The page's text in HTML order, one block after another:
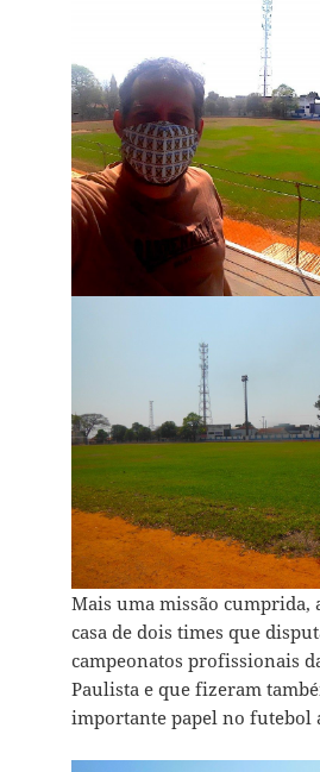
Mais uma missão cumprida,
casa de dois times que
campeonatos profissionais
Paulista e que fizeram
importante papel no futebol